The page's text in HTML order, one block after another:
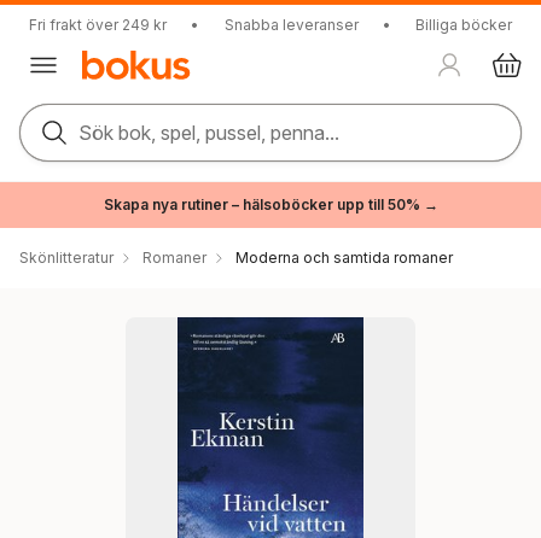
Fri frakt över 249 kr • Snabba leveranser • Billiga böcker
Sök bok, spel, pussel, penna...
Skapa nya rutiner – hälsoböcker upp till 50% →
Skönlitteratur Romaner Moderna och samtida romaner